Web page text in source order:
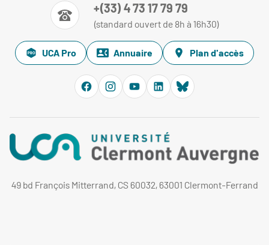
+(33) 4 73 17 79 79
(standard ouvert de 8h à 16h30)
UCA Pro Annuaire Plan d'accès
49 bd François Mitterrand, CS 60032, 63001 Clermont-Ferrand